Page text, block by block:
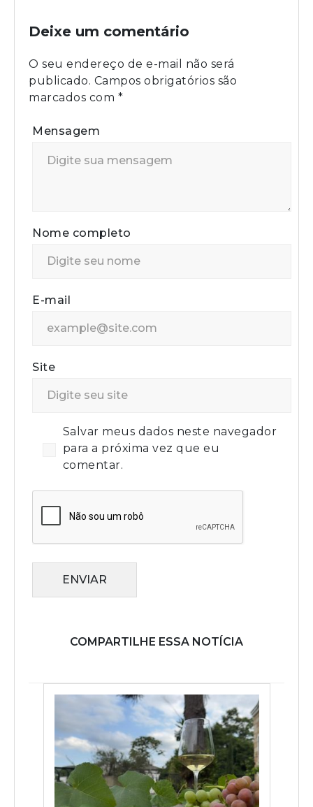
Deixe um comentário
O seu endereço de e-mail não será
publicado. Campos obrigatórios são
marcados com *
Mensagem
Nome completo
E-mail
Site
Salvar meus dados neste navegador
para a próxima vez que eu
comentar.
ENVIAR
COMPARTILHE ESSA NOTÍCIA